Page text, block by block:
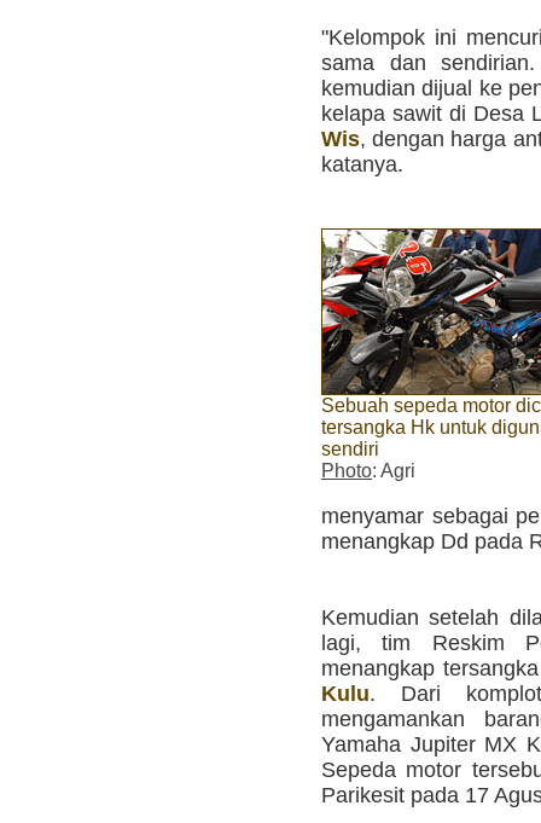
"Kelompok ini
sama dan
kemudian dijual ke
kelapa sawit di Desa
Wis, dengan harga
katanya.
Sebuah sepeda motor
tersangka Hk untuk
sendiri
Photo: Agri
menyamar sebagai
menangkap Dd pada
Kemudian setelah
lagi, tim Reskim
menangkap
Kulu. Dari
mengamankan
Yamaha Jupiter MX
Sepeda motor
Parikesit pada 17